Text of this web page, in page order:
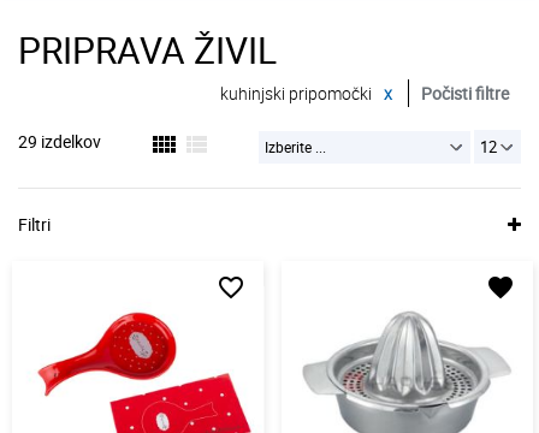
PRIPRAVA ŽIVIL
kuhinjski pripomočki x Počisti filtre
29 izdelkov view_comfy view_list
Filtri
favorite_border favorite